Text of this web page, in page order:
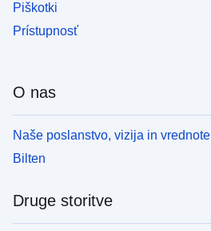
Piškotki
Prístupnosť
O nas
Naše poslanstvo, vizija in vrednote
Bilten
Druge storitve